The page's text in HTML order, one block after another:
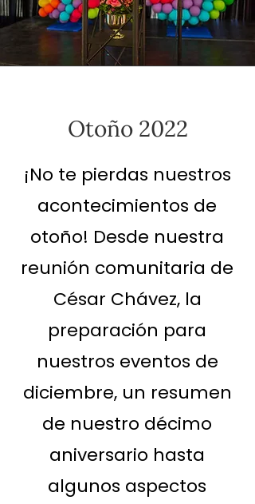
Otoño 2022
¡No te pierdas nuestros
acontecimientos de
otoño! Desde nuestra
reunión comunitaria de
César Chávez, la
preparación para
nuestros eventos de
diciembre, un resumen
de nuestro décimo
aniversario hasta
algunos aspectos